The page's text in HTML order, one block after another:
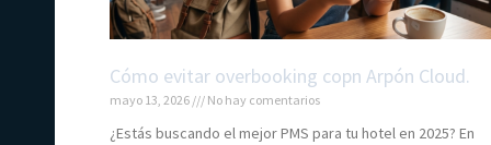
Cómo evitar overbooking copn Arpón Cloud.
mayo 13, 2026 No hay comentarios
¿Estás buscando el mejor PMS para tu hotel en 2025? En